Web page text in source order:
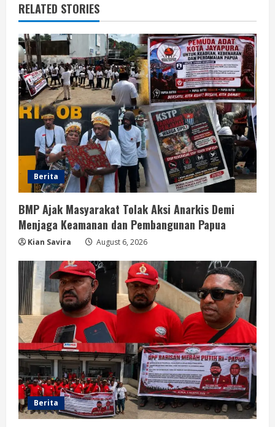
RELATED STORIES
Berita
BMP Ajak Masyarakat Tolak Aksi Anarkis Demi
Menjaga Keamanan dan Pembangunan Papua
Kian Savira August 6, 2026
Berita